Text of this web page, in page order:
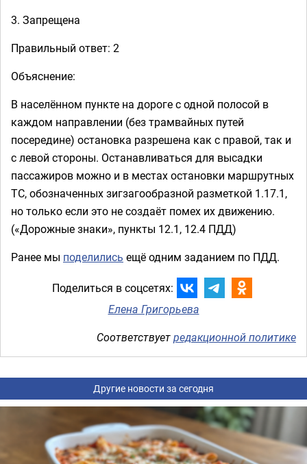
3. Запрещена
Правильный ответ: 2
Объяснение:
В населённом пункте на дороге с одной полосой в
каждом направлении (без трамвайных путей
посередине) остановка разрешена как с правой, так и
с левой стороны. Останавливаться для высадки
пассажиров можно и в местах остановки маршрутных
ТС, обозначенных зигзагообразной разметкой 1.17.1,
но только если это не создаёт помех их движению.
(«Дорожные знаки», пункты 12.1, 12.4 ПДД)
Ранее мы поделились ещё одним заданием по ПДД.
Поделиться в соцсетях:
Елена Григорьева
Соответствуетредакционной политике
Другие новости за сегодня